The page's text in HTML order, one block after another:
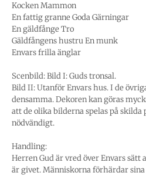
Kocken Mammon
En fattig granne Goda Gärningar
En gäldfånge Tro
Gäldfångens hustru En munk
Envars frilla änglar
Scenbild: Bild I: Guds tronsal.
Bild II: Utanför Envars hus. I de
densamma. Dekoren kan göras
att de olika bilderna spelas på skilda
nödvändigt.
Handling:
Herren Gud är vred över Envars
är givet. Människorna förhärdar